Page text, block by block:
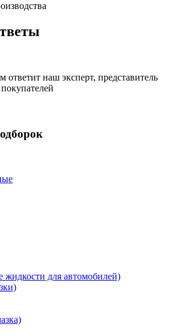
ответит наш эксперт, представитель
жидкости для автомобилей)